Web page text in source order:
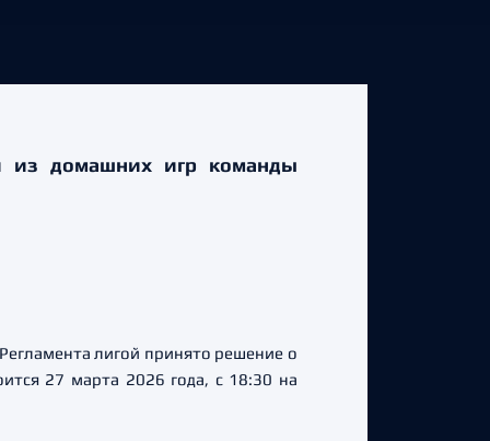
из домашних игр команды
лигой принято решение о
27 марта 2026 года, с 18:30 на